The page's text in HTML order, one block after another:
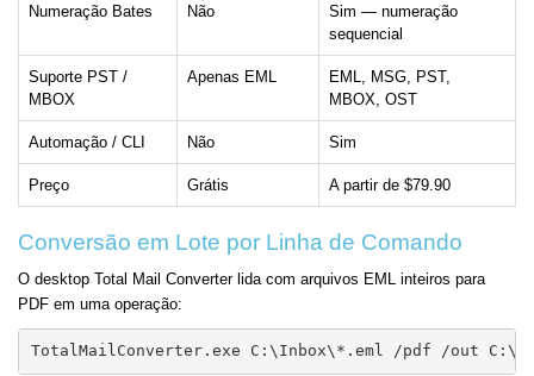
Numeração Bates Não
Sim — numeração
sequencial
Suporte PST /
MBOX
Apenas EML
EML, MSG, PST,
MBOX, OST
Automação / CLI Não Sim
Preço Grátis A partir de $79.90
Conversão em Lote por Linha de Comando
O desktop Total Mail Converter lida com arquivos EML inteiros para
PDF em uma operação:
TotalMailConverter.exe C:\Inbox\*.eml /pdf /out